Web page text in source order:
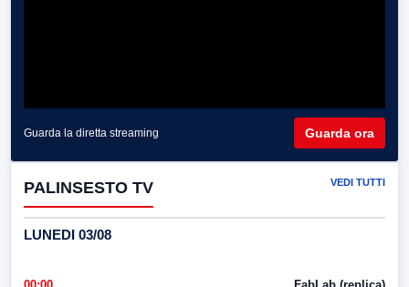
Guarda la diretta streaming Guarda ora
PALINSESTO TV VEDI TUTTI
LUNEDI 03/08